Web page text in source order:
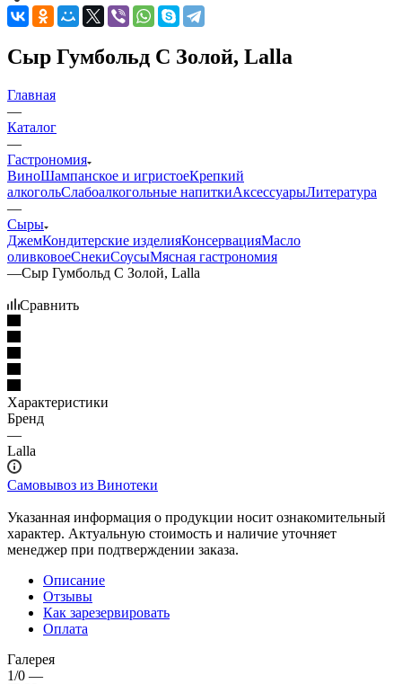
Сыр Гумбольд С Золой, Lalla
Главная
—
Каталог
—
Гастрономия
ВиноШампанское и игристоеКрепкий
алкогольСлабоалкогольные напиткиАксессуарыЛитература
—
Сыры
ДжемКондитерские изделияКонсервацияМасло
оливковоеСнекиСоусыМясная гастрономия
—Сыр Гумбольд С Золой, Lalla
Сравнить
Характеристики
Бренд
—
Lalla
Самовывоз из Винотеки
Указанная информация о продукции носит ознакомительный
характер. Актуальную стоимость и наличие уточняет
менеджер при подтверждении заказа.
Описание
Отзывы
Как зарезервировать
Оплата
Галерея
1/0 —